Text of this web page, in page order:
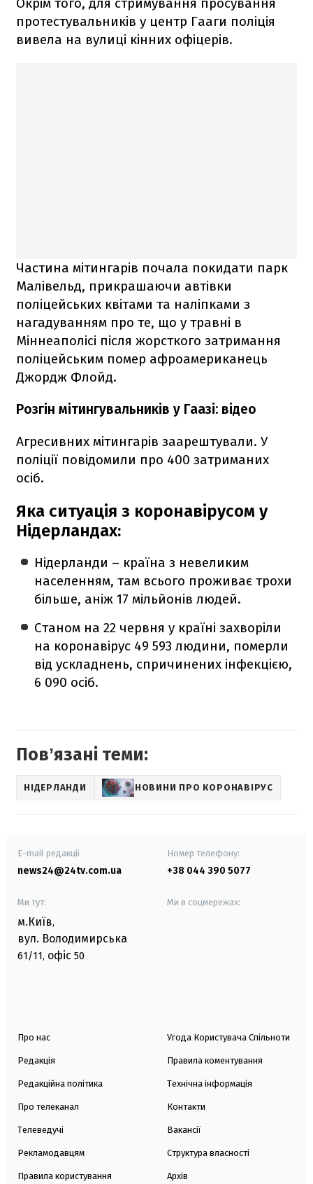
протестувальників у центр Гааги поліція
вивела на вулиці кінних офіцерів.
Частина мітингарів почала покидати парк
Малівельд, прикрашаючи автівки
поліцейських квітами та наліпками з
нагадуванням про те, що у травні в
Міннеаполісі після жорсткого затримання
поліцейським помер афроамериканець
Джордж Флойд.
Розгін мітингувальників у Гаазі: відео
Агресивних мітингарів заарештували. У
поліції повідомили про 400 затриманих
осіб.
Яка ситуація з коронавірусом у
Нідерландах:
Нідерланди – країна з невеликим
населенням, там всього проживає трохи
більше, аніж 17 мільйонів людей.
Станом на 22 червня у країні захворіли
на коронавірус 49 593 людини, померли
від ускладнень, спричинених інфекцією,
6 090 осіб.
Повʼязані теми:
НІДЕРЛАНДИ НОВИНИ ПРО КОРОНАВІРУС
E-mail редакції
news24@24tv.com.ua
Номер телефону:
+38 044 390 5077
Ми тут:
м.Київ,
вул. Володимирська
61/11, офіс 50
Ми в соцмережах:
Про нас
Редакція
Редакційна політика
Про телеканал
Телеведучі
Рекламодавцям
Правила користування
Угода Користувача Спільноти
Правила коментування
Технічна інформація
Контакти
Вакансії
Структура власності
Архів